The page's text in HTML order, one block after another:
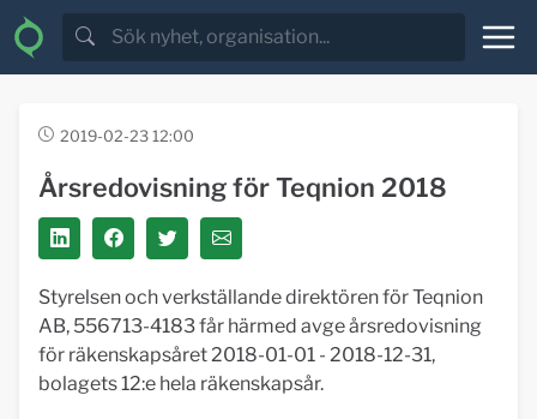
2019-02-23 12:00
Årsredovisning för Teqnion 2018
Styrelsen och verkställande direktören för Teqnion
AB, 556713-4183 får härmed avge årsredovisning
för räkenskapsåret 2018-01-01 - 2018-12-31,
bolagets 12:e hela räkenskapsår.